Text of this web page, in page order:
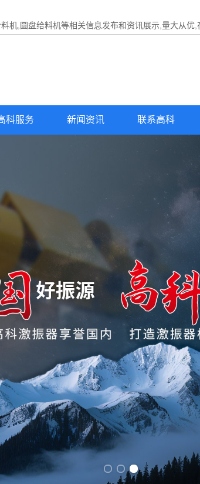
料机,圆盘给料机等相关信息发布和资讯展示,量大从优,
科服务 新闻资讯 联系高科